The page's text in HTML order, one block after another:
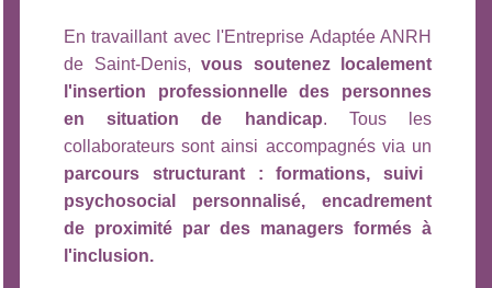
En travaillant avec l'Entreprise Adaptée ANRH
de Saint-Denis, vous soutenez localement
l'insertion professionnelle des personnes
en situation de handicap. Tous les
collaborateurs sont ainsi accompagnés via un
parcours structurant : formations, suivi
psychosocial personnalisé, encadrement
de proximité par des managers formés à
l'inclusion.